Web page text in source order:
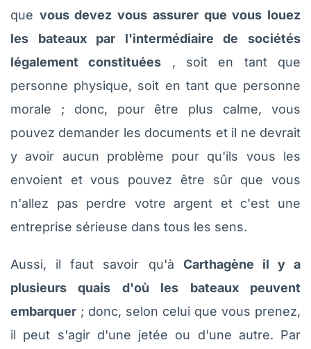
que vous devez vous assurer que vous louez
les bateaux par l'intermédiaire de sociétés
légalement constituées , soit en tant que
personne physique, soit en tant que personne
morale ; donc, pour être plus calme, vous
pouvez demander les documents et il ne devrait
y avoir aucun problème pour qu'ils vous les
envoient et vous pouvez être sûr que vous
n'allez pas perdre votre argent et c'est une
entreprise sérieuse dans tous les sens.
Aussi, il faut savoir qu'à Carthagène il y a
plusieurs quais d'où les bateaux peuvent
embarquer ; donc, selon celui que vous prenez,
il peut s'agir d'une jetée ou d'une autre. Par